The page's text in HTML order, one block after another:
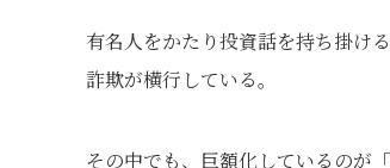
有名人をかたり投資話を持ち掛け
詐欺が横行している。
その中でも、巨額化しているのが